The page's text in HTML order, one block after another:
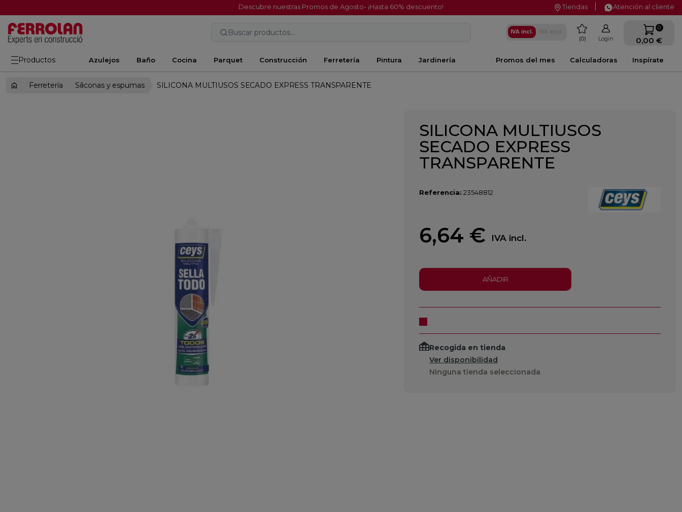
Descubre nuestras Promos de Agosto- ¡Hasta 60% descuento! Tiendas Atención al cliente
Buscar productos... IVA incl. favorite
0 Login
0
0,00 €
Productos Azulejos Baño Cocina Parquet Construcción Ferretería Pintura Jardinería Inspírate
Calculadoras
Promos del mes
Ferretería Siliconas y espumas SILICONA MULTIUSOS SECADO EXPRESS TRANSPARENTE
SILICONA MULTIUSOS
SECADO EXPRESS
TRANSPARENTE
Referencia: 23548812
6,64 € IVA incl.
AÑADIR
Recogida en tienda
Ver disponibilidad
Ninguna tienda seleccionada